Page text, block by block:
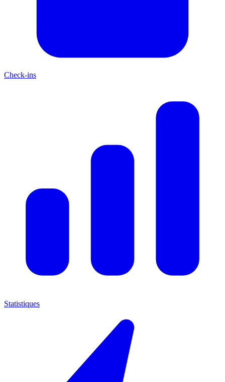
Check-ins
Statistiques